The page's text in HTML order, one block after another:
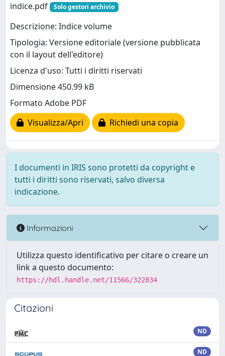
indice.pdf Solo gestori archivio
Descrizione: Indice volume
Tipologia: Versione editoriale (versione pubblicata
con il layout dell'editore)
Licenza d'uso: Tutti i diritti riservati
Dimensione 450.99 kB
Formato Adobe PDF
Visualizza/Apri
Richiedi una copia
I documenti in IRIS sono protetti da copyright e
tutti i diritti sono riservati, salvo diversa
indicazione.
Informazioni
Utilizza questo identificativo per citare o creare un
link a questo documento:
https://hdl.handle.net/11566/322834
Citazioni
ND
ND